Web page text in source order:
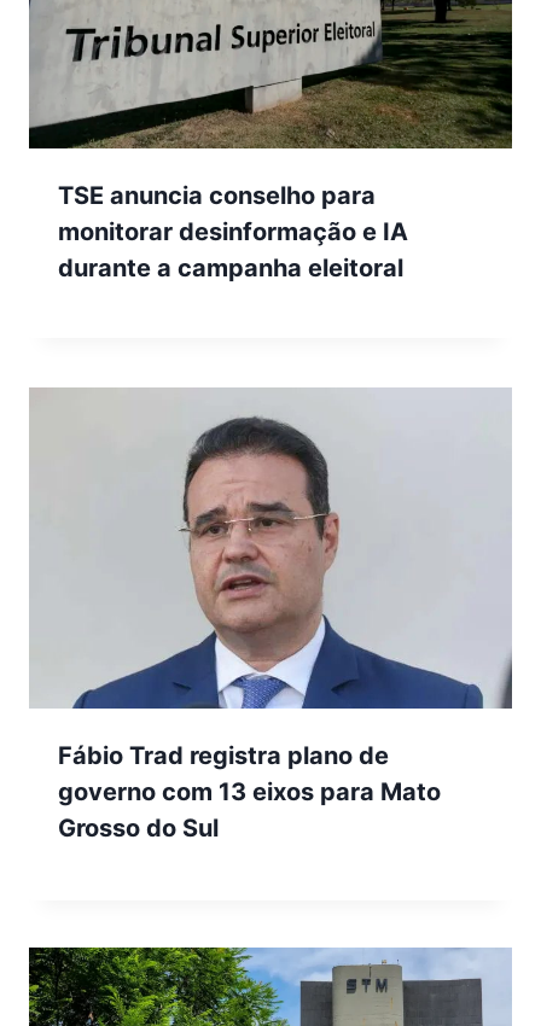
TSE anuncia conselho para
monitorar desinformação e IA
durante a campanha eleitoral
Fábio Trad registra plano de
governo com 13 eixos para Mato
Grosso do Sul